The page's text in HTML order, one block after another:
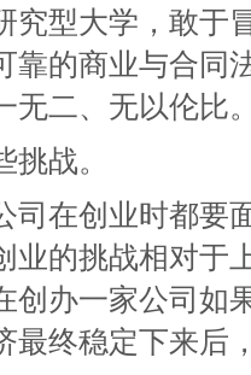
究型大学，敢于
靠的商业与合同
无二、无以伦比
战。
司在创业时都要
业的挑战相对于
创办一家公司如
最终稳定下来后